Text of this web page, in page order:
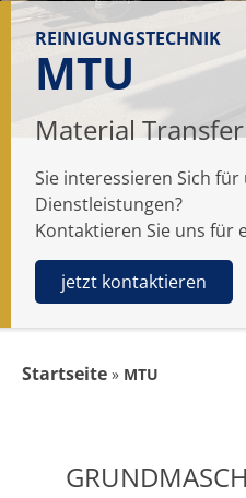
REINIGUNGSTECHNIK
MTU
Material
Sie interessieren Sich
Dienstleistungen?
Kontaktieren Sie uns für
jetzt kontaktieren
Startseite » MTU